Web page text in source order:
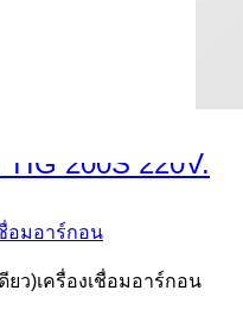
200S 220V.
อมอาร์กอน
ยว)เครื่องเชื่อมอาร์กอน